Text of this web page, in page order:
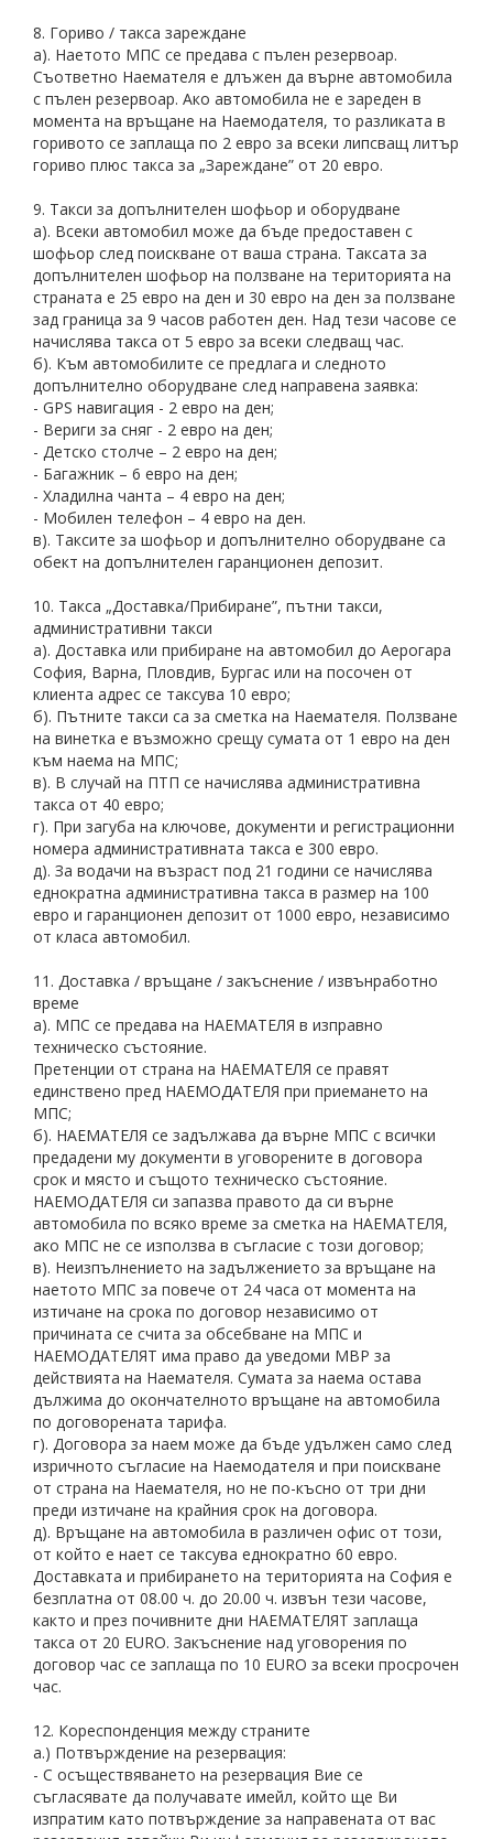
8. Гориво / такса зареждане
а). Наетото МПС се предава с пълен резервоар.
Съответно Наемателя е длъжен да върне автомобила
с пълен резервоар. Ако автомобила не е зареден в
момента на връщане на Наемодателя, то разликата в
горивото се заплаща по 2 евро за всеки липсващ литър
гориво плюс такса за „Зареждане” от 20 евро.
9. Такси за допълнителен шофьор и оборудване
а). Всеки автомобил може да бъде предоставен с
шофьор след поискване от ваша страна. Таксата за
допълнителен шофьор на ползване на територията на
страната е 25 евро на ден и 30 евро на ден за ползване
зад граница за 9 часов работен ден. Над тези часове се
начислява такса от 5 евро за всеки следващ час.
б). Към автомобилите се предлага и следното
допълнително оборудване след направена заявка:
- GPS навигация - 2 евро на ден;
- Вериги за сняг - 2 евро на ден;
- Детско столче – 2 евро на ден;
- Багажник – 6 евро на ден;
- Хладилна чанта – 4 евро на ден;
- Мобилен телефон – 4 евро на ден.
в). Таксите за шофьор и допълнително оборудване са
обект на допълнителен гаранционен депозит.
10. Такса „Доставка/Прибиране”, пътни такси,
административни такси
а). Доставка или прибиране на автомобил до Аерогара
София, Варна, Пловдив, Бургас или на посочен от
клиента адрес се таксува 10 евро;
б). Пътните такси са за сметка на Наемателя. Ползване
на винетка е възможно срещу сумата от 1 евро на ден
към наема на МПС;
в). В случай на ПТП се начислява административна
такса от 40 евро;
г). При загуба на ключове, документи и регистрационни
номера административната такса е 300 евро.
д). За водачи на възраст под 21 години се начислява
еднократна административна такса в размер на 100
евро и гаранционен депозит от 1000 евро, независимо
от класа автомобил.
11. Доставка / връщане / закъснение / извънработно
време
а). МПС се предава на НАЕМАТЕЛЯ в изправно
техническо състояние.
Претенции от страна на НАЕМАТЕЛЯ се правят
единствено пред НАЕМОДАТЕЛЯ при приемането на
МПС;
б). НАЕМАТЕЛЯ се задължава да върне МПС с всички
предадени му документи в уговорените в договора
срок и място и същото техническо състояние.
НАЕМОДАТЕЛЯ си запазва правото да си върне
автомобила по всяко време за сметка на НАЕМАТЕЛЯ,
ако МПС не се използва в съгласие с този договор;
в). Неизпълнението на задължението за връщане на
наетото МПС за повече от 24 часа от момента на
изтичане на срока по договор независимо от
причината се счита за обсебване на МПС и
НАЕМОДАТЕЛЯТ има право да уведоми МВР за
действията на Наемателя. Сумата за наема остава
дължима до окончателното връщане на автомобила
по договорената тарифа.
г). Договора за наем може да бъде удължен само след
изричното съгласие на Наемодателя и при поискване
от страна на Наемателя, но не по-късно от три дни
преди изтичане на крайния срок на договора.
д). Връщане на автомобила в различен офис от този,
от който е нает се таксува еднократно 60 евро.
Доставката и прибирането на територията на София е
безплатна от 08.00 ч. до 20.00 ч. извън тези часове,
както и през почивните дни НАЕМАТЕЛЯТ заплаща
такса от 20 EURO. Закъснение над уговорения по
договор час се заплаща по 10 EURO за всеки просрочен
час.
12. Кореспонденция между страните
а.) Потвърждение на резервация:
- С осъществяването на резервация Вие се
съгласявате да получавате имейл, който ще Ви
изпратим като потвърждение за направената от вас